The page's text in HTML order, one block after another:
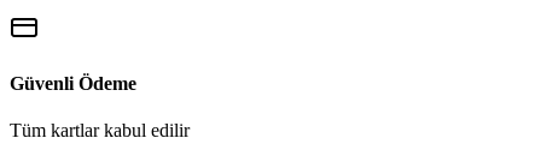
Güvenli Ödeme
Tüm kartlar kabul edilir